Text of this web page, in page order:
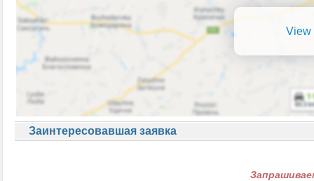
View
Заинтересовавшая заявка